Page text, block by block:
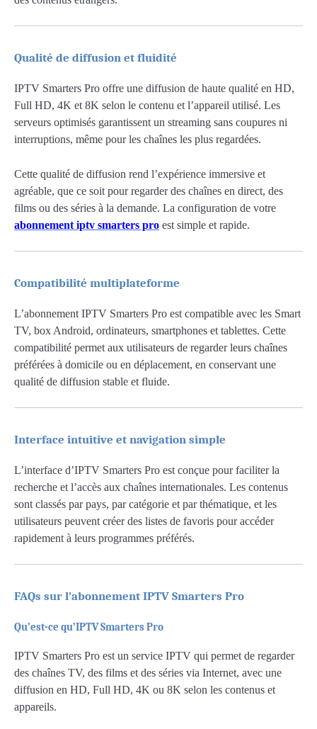
Qualité de diffusion et fluidité
IPTV Smarters Pro offre une diffusion de haute qualité en HD,
Full HD, 4K et 8K selon le contenu et l’appareil utilisé. Les
serveurs optimisés garantissent un streaming sans coupures ni
interruptions, même pour les chaînes les plus regardées.
Cette qualité de diffusion rend l’expérience immersive et
agréable, que ce soit pour regarder des chaînes en direct, des
films ou des séries à la demande. La configuration de votre
abonnement iptv smarters pro est simple et rapide.
Compatibilité multiplateforme
L’abonnement IPTV Smarters Pro est compatible avec les Smart
TV, box Android, ordinateurs, smartphones et tablettes. Cette
compatibilité permet aux utilisateurs de regarder leurs chaînes
préférées à domicile ou en déplacement, en conservant une
qualité de diffusion stable et fluide.
Interface intuitive et navigation simple
L’interface d’IPTV Smarters Pro est conçue pour faciliter la
recherche et l’accès aux chaînes internationales. Les contenus
sont classés par pays, par catégorie et par thématique, et les
utilisateurs peuvent créer des listes de favoris pour accéder
rapidement à leurs programmes préférés.
FAQs sur l’abonnement IPTV Smarters Pro
Qu’est-ce qu’IPTV Smarters Pro
IPTV Smarters Pro est un service IPTV qui permet de regarder
des chaînes TV, des films et des séries via Internet, avec une
diffusion en HD, Full HD, 4K ou 8K selon les contenus et
appareils.